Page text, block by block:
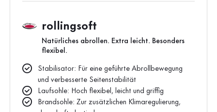
rollingsoft
Natürliches abrollen. Extra leicht. Besonders
flexibel.
Stabilisator: Für eine geführte Abrollbewegung
und verbesserte Seitenstabilität
Laufsohle: Hoch flexibel, leicht und griffig
Brandsohle: Zur zusätzlichen Klimaregulierung,